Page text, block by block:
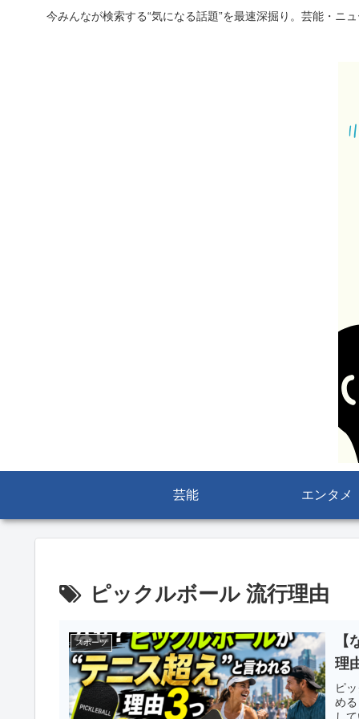
今みんなが検索する“気になる話題”を最速深掘り。芸能・ニ
芸能 エンタメ
ピックルボール 流行理由
スポーツ
理
ピ
め